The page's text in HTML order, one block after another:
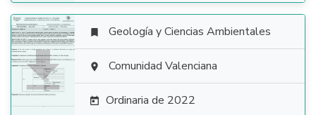

 Geología y Ciencias Ambientales
 Comunidad Valenciana
 Ordinaria de 2022